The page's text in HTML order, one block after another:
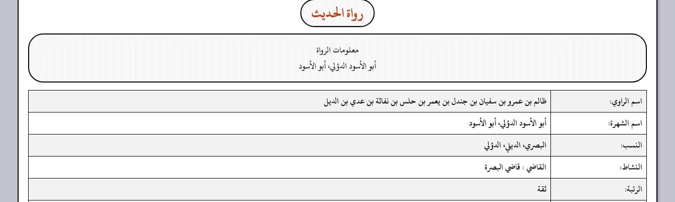
رواة الحدیث
معلومات الرواة
أبو الأسود الدؤلي، أبو الأسود
اسم الراوي:
ظالم بن عمرو بن سفيان بن جندل بن يعمر بن حلس بن نفاثة بن عدي بن الديل
اسم الشهرة:
أبو الأسود الدؤلي، أبو الأسود
النسب:
البصري، الديلي، الدؤلي
النشاط:
القاضي : قاضي البصرة
الرتبة:
ثقة